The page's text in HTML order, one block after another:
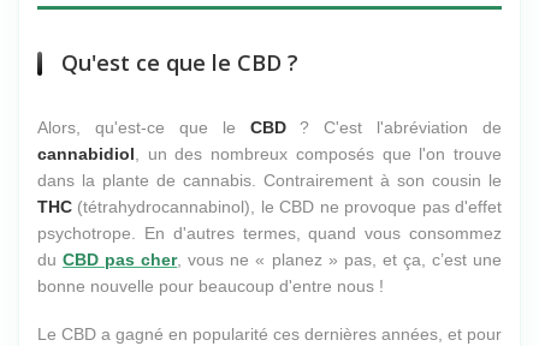
Qu'est ce que le CBD ?
Alors, qu'est-ce que le CBD? C'est l'abréviation de
cannabidiol, un des nombreux composés que l'on trouve
dans la plante de cannabis. Contrairement à son cousin le
THC (tétrahydrocannabinol), le CBD ne provoque pas d'effet
psychotrope. En d'autres termes, quand vous consommez
duCBD pas cher, vous ne « planez » pas, et ça, c’est une
bonne nouvelle pour beaucoup d'entre nous !
Le CBD a gagné en popularité ces dernières années, et pour